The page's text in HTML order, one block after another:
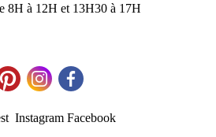
8H à 12H et 13H30 à 17H
Instagram Facebook